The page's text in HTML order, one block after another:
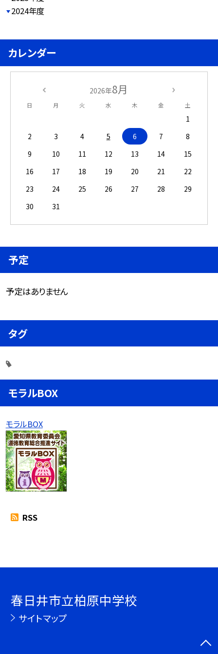
2024年度
カレンダー
2026年8月
日 月 火 水 木 金 土
1
2
3 4 5 6 7
8
9
10 11 12 13 14
15
16
17 18 19 20 21
22
23
24 25 26 27 28
29
30
31
予定
予定はありません
タグ
モラルBOX
モラルBOX
RSS
春日井市立柏原中学校
サイトマップ